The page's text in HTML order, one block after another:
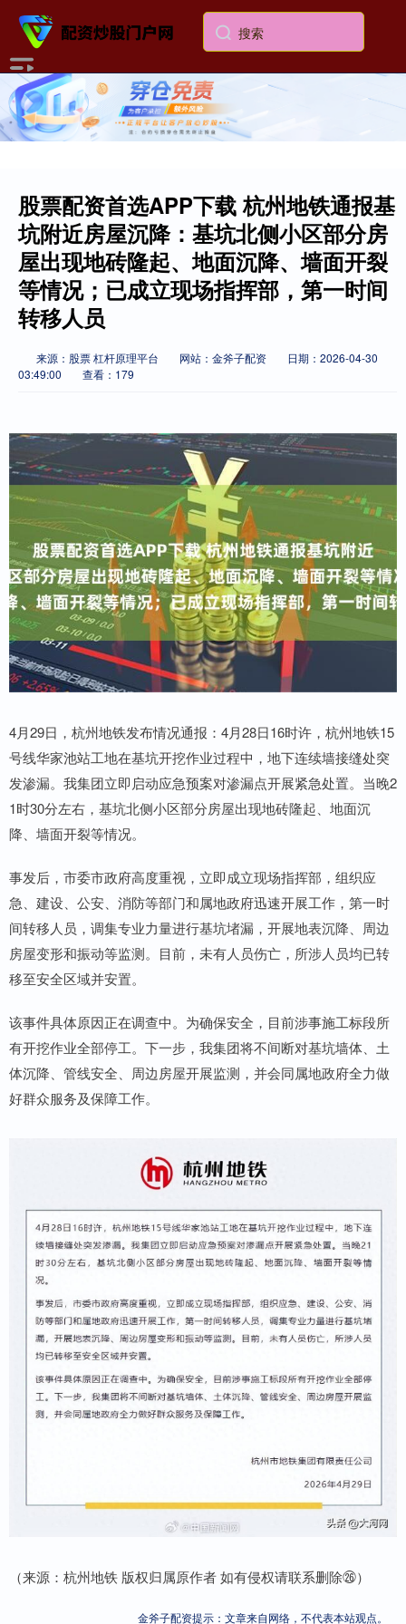
股票配资首选APP下载 杭州地铁通报基
坑附近房屋沉降：基坑北侧小区部分房
屋出现地砖隆起、地面沉降、墙面开裂
等情况；已成立现场指挥部，第一时间
转移人员
来源：股票 杠杆原理平台 网站：金斧子配资
日期：2026-04-30
03:49:00
查看：179
4月29日，杭州地铁发布情况通报：4月28日16时许，杭州地铁15
号线华家池站工地在基坑开挖作业过程中，地下连续墙接缝处突
发渗漏。我集团立即启动应急预案对渗漏点开展紧急处置。当晚2
1时30分左右，基坑北侧小区部分房屋出现地砖隆起、地面沉
降、墙面开裂等情况。
事发后，市委市政府高度重视，立即成立现场指挥部，组织应
急、建设、公安、消防等部门和属地政府迅速开展工作，第一时
间转移人员，调集专业力量进行基坑堵漏，开展地表沉降、周边
房屋变形和振动等监测。目前，未有人员伤亡，所涉人员均已转
移至安全区域并安置。
该事件具体原因正在调查中。为确保安全，目前涉事施工标段所
有开挖作业全部停工。下一步，我集团将不间断对基坑墙体、土
体沉降、管线安全、周边房屋开展监测，并会同属地政府全力做
好群众服务及保障工作。
（来源：杭州地铁 版权归属原作者 如有侵权请联系删除㉖）
金斧子配资提示：文章来自网络，不代表本站观点。